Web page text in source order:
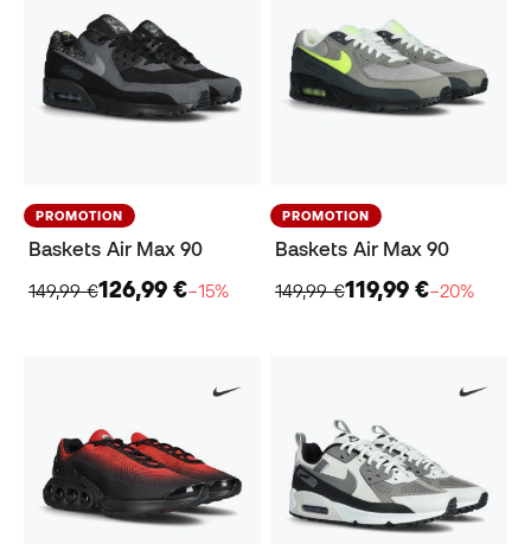
PROMOTION
Baskets Air Max 90
149,99 €126,99 €−15%
PROMOTION
Baskets Air Max 90
149,99 €119,99 €−20%